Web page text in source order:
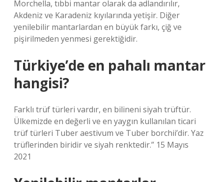
Morchella, tıbbi mantar olarak da adlandırılır,
Akdeniz ve Karadeniz kıyılarında yetişir. Diğer
yenilebilir mantarlardan en büyük farkı, çiğ ve
pişirilmeden yenmesi gerektiğidir.
Türkiye’de en pahalı mantar
hangisi?
Farklı trüf türleri vardır, en bilineni siyah trüftür.
Ülkemizde en değerli ve en yaygın kullanılan ticari
trüf türleri Tuber aestivum ve Tuber borchii’dir. Yaz
trüflerinden biridir ve siyah renktedir.” 15 Mayıs
2021